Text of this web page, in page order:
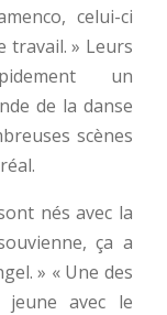
celui-ci
travail. » Leurs
un
de la danse
scènes
nés avec la
ça a
» « Une des
jeune avec le